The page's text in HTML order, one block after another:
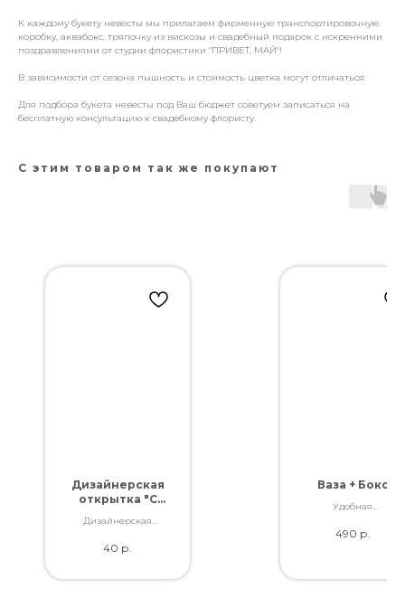
К каждому букету невесты мы прилагаем фирменную транспортировочную
коробку, аквабокс, тряпочку из вискозы и свадебный подарок с искренними
поздравлениями от студии флористики "ПРИВЕТ, МАЙ"!
В зависимости от сезона пышность и стоимость цветка могут отличаться.
Для подбора букета невесты под Ваш бюджет советуем записаться на
бесплатную консультацию к свадебному флористу.
С этим товаром так же покупают
Дизайнерская
открытка "С
рождения!"
Дизайнерская
качество. Дополнит
40 р.
Ваза + Бокс
Удобная
Вашего заказа
490 р.